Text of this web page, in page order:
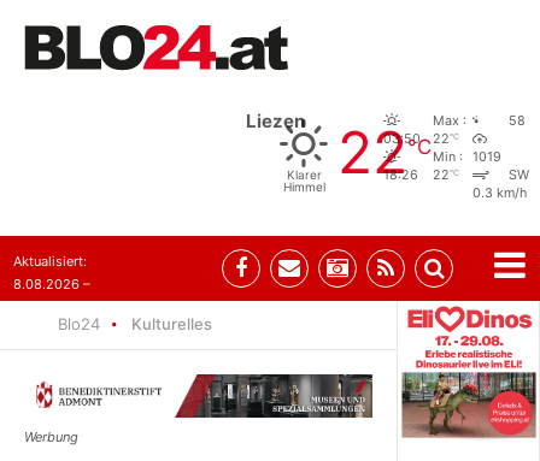
Liezen
Klarer
Himmel
22°C
03:50
18:26
Max :
22°C
Min :
22°C
58
1019
SW
0.3 km/h
Aktualisiert:
8.08.2026 –
Blo24 Kulturelles